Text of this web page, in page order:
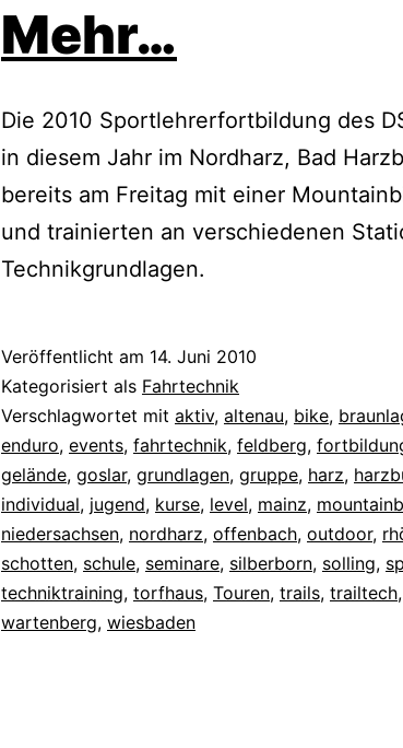
Mehr…
Die 2010 Sportlehrerfortbildung des
in diesem Jahr im Nordharz, Bad
bereits am Freitag mit einer
und trainierten an verschiedenen
Technikgrundlagen.
Veröffentlicht am 14. Juni 2010
Kategorisiert als Fahrtechnik
Verschlagwortet mit aktiv, altenau, bike,
enduro, events, fahrtechnik, feldberg,
gelände, goslar, grundlagen, gruppe, harz,
individual, jugend, kurse, level, mainz,
niedersachsen, nordharz, offenbach, outdoor,
schotten, schule, seminare, silberborn, solling,
techniktraining, torfhaus, Touren, trails, trailtech,
wartenberg, wiesbaden